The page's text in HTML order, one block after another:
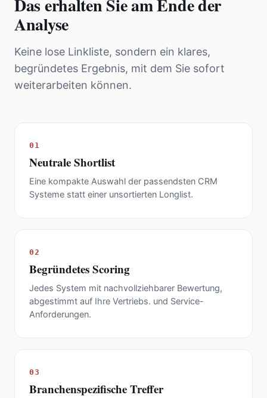
Das erhalten Sie am Ende der
Analyse
Keine lose Linkliste, sondern ein klares,
begründetes Ergebnis, mit dem Sie sofort
weiterarbeiten können.
01
Neutrale Shortlist
Eine kompakte Auswahl der passendsten CRM
Systeme statt einer unsortierten Longlist.
02
Begründetes Scoring
Jedes System mit nachvollziehbarer Bewertung,
abgestimmt auf Ihre Vertriebs. und Service-
Anforderungen.
03
Branchenspezifische Treffer